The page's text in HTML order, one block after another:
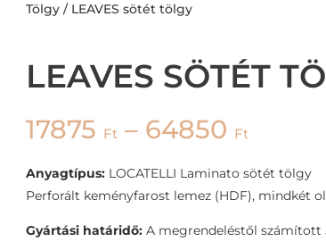
Tölgy/ LEAVES sötét tölgy
LEAVES SÖTÉT
17875 Ft – 64850 Ft
Anyagtípus:LOCATELLI Laminato sötét tölgy
Perforált keményfarost lemez (HDF), mindkét
Gyártási határidő:A megrendeléstől számított